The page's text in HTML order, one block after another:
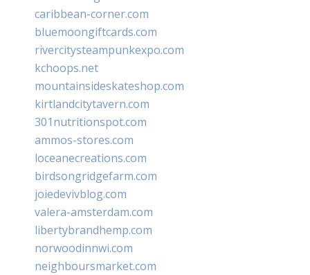
caribbean-corner.com
bluemoongiftcards.com
rivercitysteampunkexpo.com
kchoops.net
mountainsideskateshop.com
kirtlandcitytavern.com
301nutritionspot.com
ammos-stores.com
loceanecreations.com
birdsongridgefarm.com
joiedevivblog.com
valera-amsterdam.com
libertybrandhemp.com
norwoodinnwi.com
neighboursmarket.com